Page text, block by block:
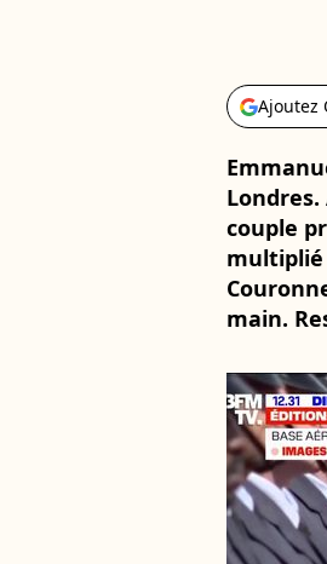
Ajoutez
couple
multiplié
main.